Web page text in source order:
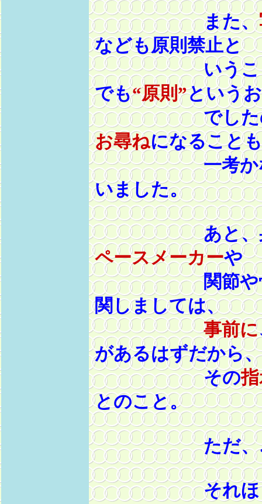
また、
なども原則禁止と
いうことで
でも“原則”という
でしたので
お尋ねになることも
一考かな
いました。
あと、身体
ペースメーカーや
関節や骨
関しましては、
事前に
があるはずだから、
その
とのこと。
ただ、
それほど色